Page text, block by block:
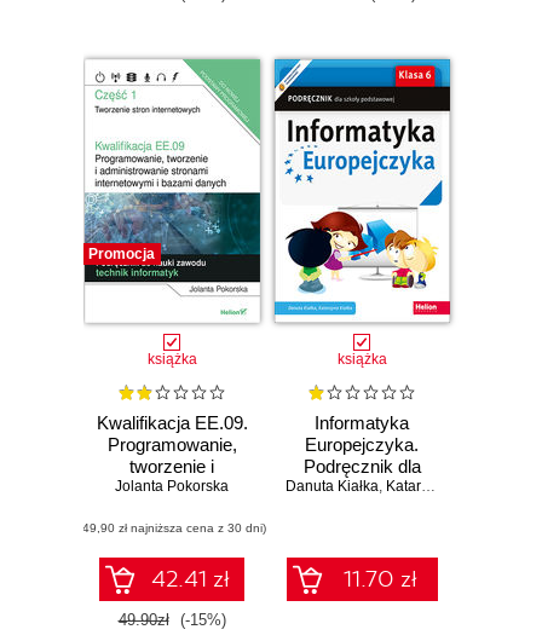
nauki zawodu
technik informatyk
Promocja
książka
Kwalifikacja EE.09.
Programowanie,
tworzenie i
administrowanie
internetowymi i
bazami danych.
Część 1.
Tworzenie stron
internetowych.
Jolanta Pokorska
(49,90 zł najniższa cena z 30 dni)
42.41 zł
49.90zł (-15%)
książka
Informatyka
Europejczyka.
Podręcznik dla
szkoły
Danuta Kiałka, Katarzyna Kiałka
11.70 zł